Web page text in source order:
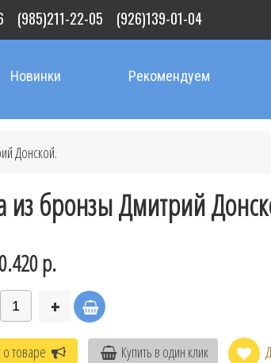
(985)211-22-05 (926)139-01-04
Новинки Рекомендуем
Донской.
из бронзы Дмитрий
р.
+
товаре Купить в один клик